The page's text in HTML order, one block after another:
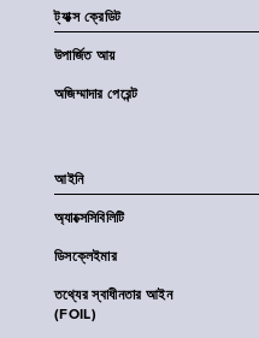
ট্যাক্স ক্রেডিট
উপার্জিত আয়
অজিম্মাদার পেরেন্ট
আইনি
অ্যাক্সেসিবিলিটি
ডিসক্লেইমার
তথ্যের স্বাধীনতার আইন
(FOIL)